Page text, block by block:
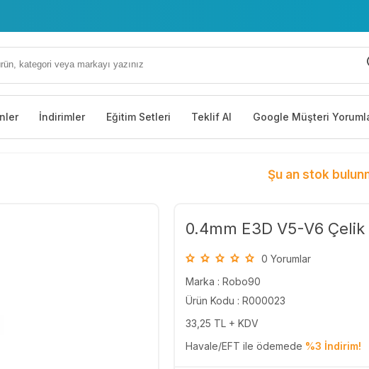
İndirimler Eğitim Setleri Teklif Al Google Müşteri
Şu an stok
0.4mm E3D V5-V6
0 Yorumlar
Marka : Robo90
Ürün Kodu : R000023
33,25 TL + KDV
Havale/EFT ile ödemede %3 İndirim!